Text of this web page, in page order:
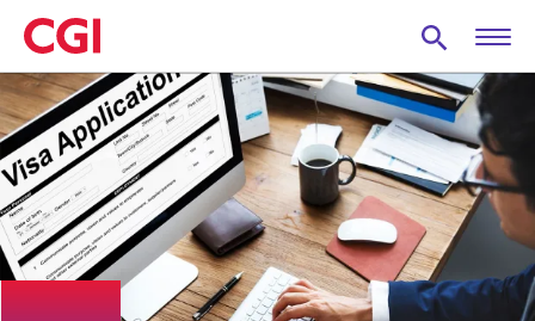
Skip
to
main
content